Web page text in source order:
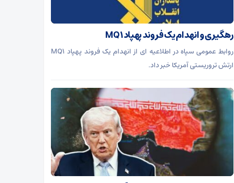
رهگیری و انهدام یک فروند پهپاد MQ۱
روابط عمومی سپاه در اطلاعیه ای از انهدام یک فروند پهپاد MQ۱
ارتش تروریستی آمریکا خبر داد.